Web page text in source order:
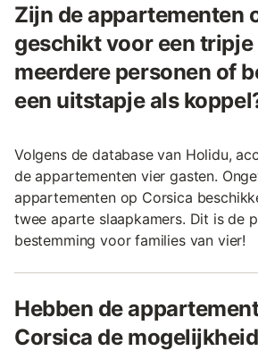
Zijn de appartementen
geschikt voor een tripje
meerdere personen of
een uitstapje als
Volgens de database van Holidu,
de appartementen vier gasten.
appartementen op Corsica
twee aparte slaapkamers. Dit is de
bestemming voor families van vier!
Hebben de
Corsica de